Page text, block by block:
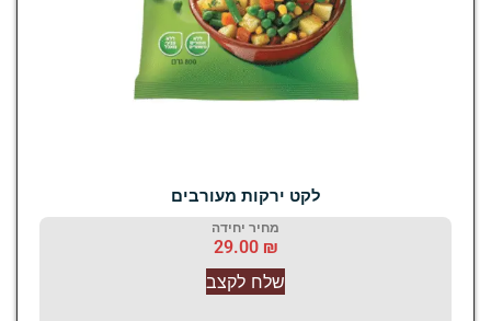
לקט ירקות מעורבים
מחיר יחידה
29.00
שלח לקצב